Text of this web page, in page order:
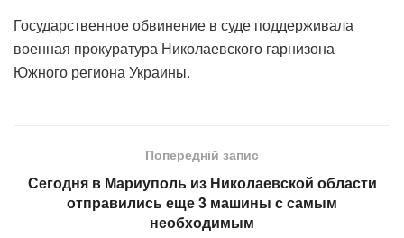
Государственное обвинение в суде поддерживала
военная прокуратура Николаевского гарнизона
Южного региона Украины.
Попередній запис
Сегодня в Мариуполь из Николаевской области
отправились еще 3 машины с самым
необходимым